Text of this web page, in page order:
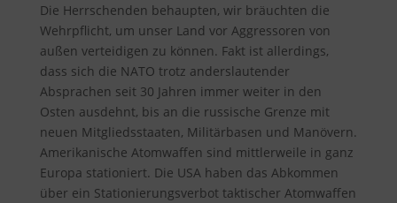
Die Herrschenden behaupten, wir bräuchten die
Wehrpflicht, um unser Land vor Aggressoren von
außen verteidigen zu können. Fakt ist allerdings,
dass sich die NATO trotz anderslautender
Absprachen seit 30 Jahren immer weiter in den
Osten ausdehnt, bis an die russische Grenze mit
neuen Mitgliedsstaaten, Militärbasen und Manövern.
Amerikanische Atomwaffen sind mittlerweile in ganz
Europa stationiert. Die USA haben das Abkommen
über ein Stationierungsverbot taktischer Atomwaffen